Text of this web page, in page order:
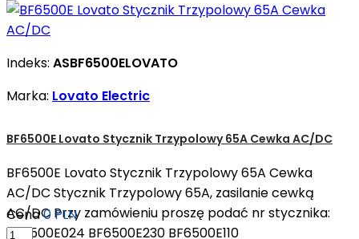
Indeks: ASBF6500ELOVATO
Marka: Lovato Electric
BF6500E Lovato Stycznik Trzypolowy 65A Cewka AC/DC
BF6500E Lovato Stycznik Trzypolowy 65A Cewka
AC/DC Stycznik Trzypolowy 65A, zasilanie cewką
AC/DC Przy zamówieniu proszę podać nr stycznika:
BF6500E024 BF6500E230 BF6500E110
Cena0 PLN